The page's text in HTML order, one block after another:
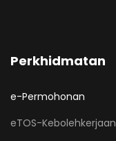
Perkhidmatan
e-Permohonan
eTOS-Kebolehkerjaan